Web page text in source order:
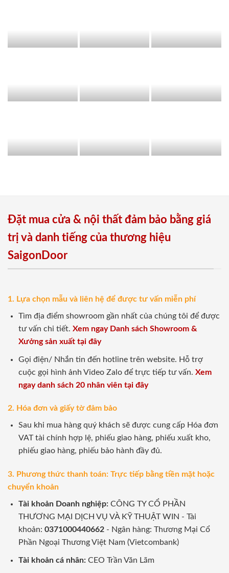
Đặt mua cửa & nội thất đảm bảo bằng giá
trị và danh tiếng của thương hiệu
SaigonDoor
1. Lựa chọn mẫu và liên hệ để được tư vấn miễn phí
Tìm địa điểm showroom gần nhất của chúng tôi để được
tư vấn chi tiết. Xem ngay Danh sách Showroom &
Xưởng sản xuất tại đây
Gọi điện/ Nhắn tin đến hotline trên website. Hỗ trợ
cuộc gọi hình ảnh Video Zalo để trực tiếp tư vấn. Xem
ngay danh sách 20 nhân viên tại đây
2. Hóa đơn và giấy tờ đảm bảo
Sau khi mua hàng quý khách sẽ được cung cấp Hóa đơn
VAT tài chính hợp lệ, phiếu giao hàng, phiếu xuất kho,
phiếu giao hàng, phiếu bảo hành đầy đủ.
3. Phương thức thanh toán: Trực tiếp bằng tiền mặt hoặc
chuyển khoản
Tài khoản Doanh nghiệp:CÔNG TY CỔ PHẦN
THƯƠNG MẠI DỊCH VỤ VÀ KỸ THUẬT WIN - Tài
khoản: 0371000440662- Ngân hàng: Thương Mại Cổ
Phần Ngoại Thương Việt Nam (Vietcombank)
Tài khoản cá nhân: CEO Trần Văn Lãm